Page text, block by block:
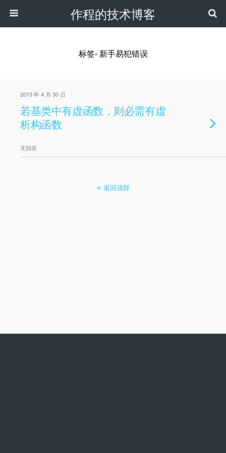
作程的技术博客
标签› 新手易犯错误
2013 年 4 月 30 日
若基类中有虚函数，则必需有虚
析构函数
无回应
返回顶部